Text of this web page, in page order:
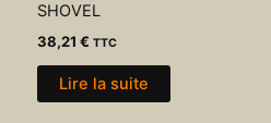
SHOVEL
38,21 € TTC
Lire la suite